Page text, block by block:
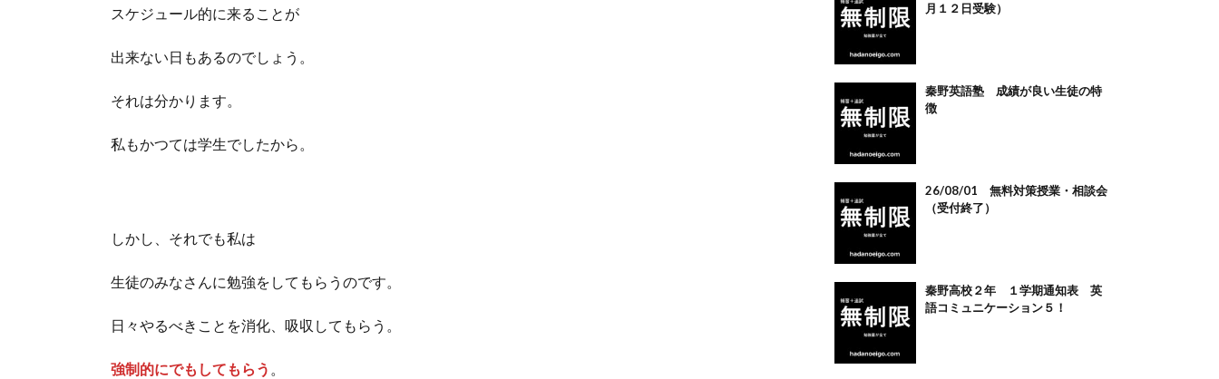
スケジュール的に来ることが
出来ない日もあるのでしょう。
それは分かります。
私もかつては学生でしたから。
しかし、それでも私は
生徒のみなさんに勉強をしてもらうのです。
日々やるべきことを消化、吸収してもらう。
強制的にでもしてもらう 。
月１２日受験）
秦野英語塾 成績が良い生徒の特
徴
26/08/01 無料対策授業・相談会
（受付終了）
秦野高校２年 １学期通知表 英
語コミュニケーション５！